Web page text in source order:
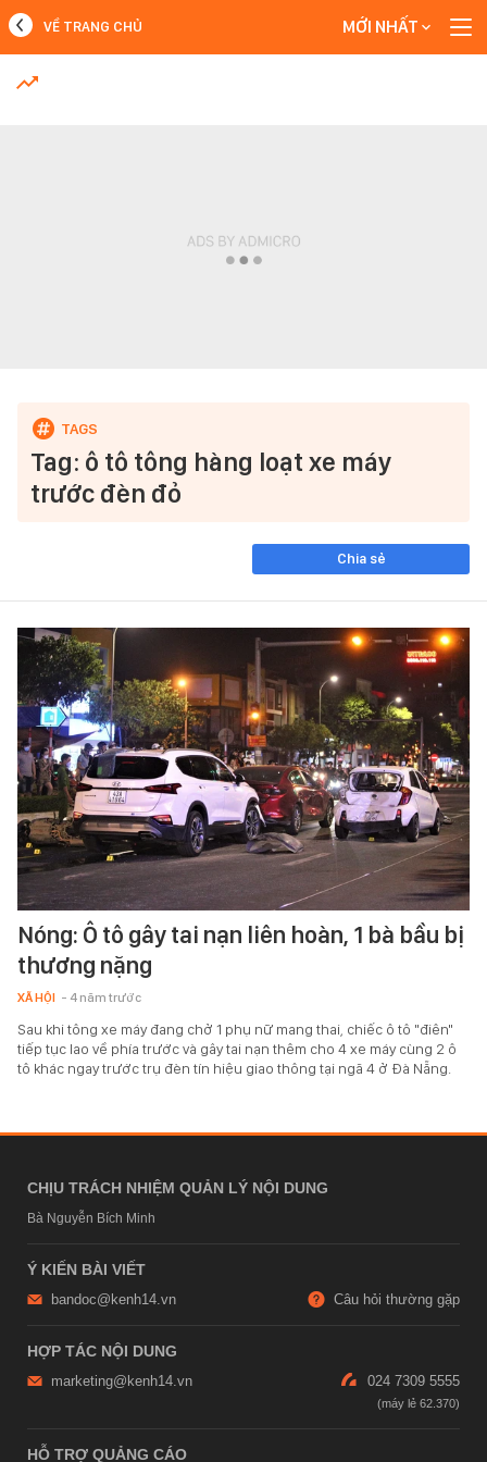
MỚI NHẤT
VỀ TRANG CHỦ MỚI NHẤT
Tag: ô tô tông hàng loạt xe máy
trước đèn đỏ
Chia sẻ
Nóng: Ô tô gây tai nạn liên hoàn, 1 bà bầu bị
thương nặng
XÃ HỘI - 4 năm trước
Sau khi tông xe máy đang chở 1 phụ nữ mang thai, chiếc ô tô "điên"
tiếp tục lao về phía trước và gây tai nạn thêm cho 4 xe máy cùng 2 ô
tô khác ngay trước trụ đèn tín hiệu giao thông tại ngã 4 ở Đà Nẵng.
CHỊU TRÁCH NHIỆM QUẢN LÝ NỘI DUNG
Bà Nguyễn Bích Minh
Ý KIẾN BÀI VIẾT
bandoc@kenh14.vn Câu hỏi thường gặp
HỢP TÁC NỘI DUNG
marketing@kenh14.vn 024 7309 5555
HỖ TRỢ QUẢNG CÁO